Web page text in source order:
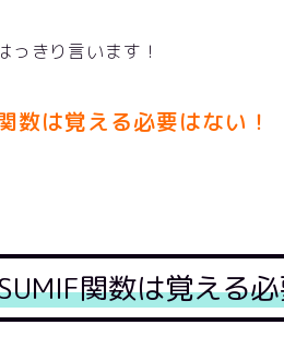
きり言います！
数は覚える必要はない
関数は覚える